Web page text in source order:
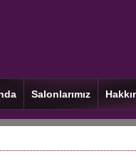
Salonlarımız